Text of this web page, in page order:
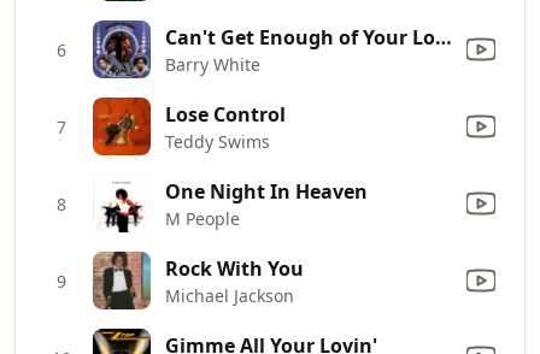
6 Can't Get Enough of Your Love, Babe
Barry White
7 Lose Control
Teddy Swims
8 One Night In Heaven
M People
9 Rock With You
Michael Jackson
Gimme All Your Lovin'